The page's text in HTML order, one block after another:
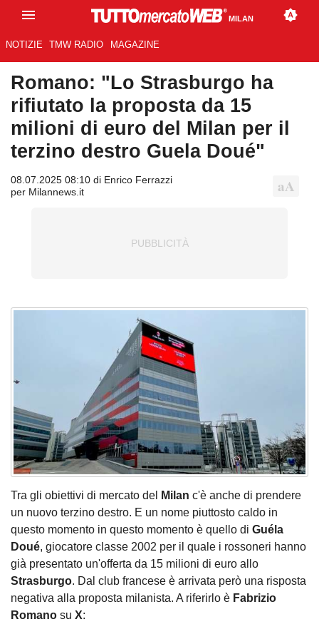
MILAN
NOTIZIE TMW RADIO MAGAZINE
Romano: "Lo Strasburgo ha
rifiutato la proposta da 15
milioni di euro del Milan per il
terzino destro Guela Doué"
08.07.2025 08:10 di Enrico Ferrazzi
per Milannews.it
Tra gli obiettivi di mercato del Milan c'è anche di prendere
un nuovo terzino destro. E un nome piuttosto caldo in
questo momento in questo momento è quello di Guéla
Doué, giocatore classe 2002 per il quale i rossoneri hanno
già presentato un'offerta da 15 milioni di euro allo
Strasburgo. Dal club francese è arrivata però una risposta
negativa alla proposta milanista. A riferirlo è Fabrizio
Romano su X: